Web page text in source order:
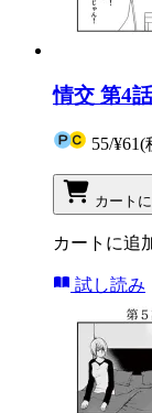
情交 第4話
55/¥61(
カート
カートに追
試し読み